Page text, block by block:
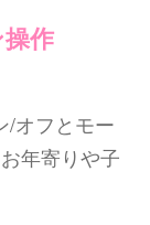
作
/オフとモー
年寄りや子